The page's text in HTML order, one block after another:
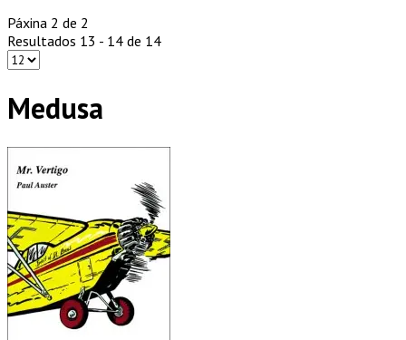
Páxina 2 de 2
Resultados 13 - 14 de 14
Medusa